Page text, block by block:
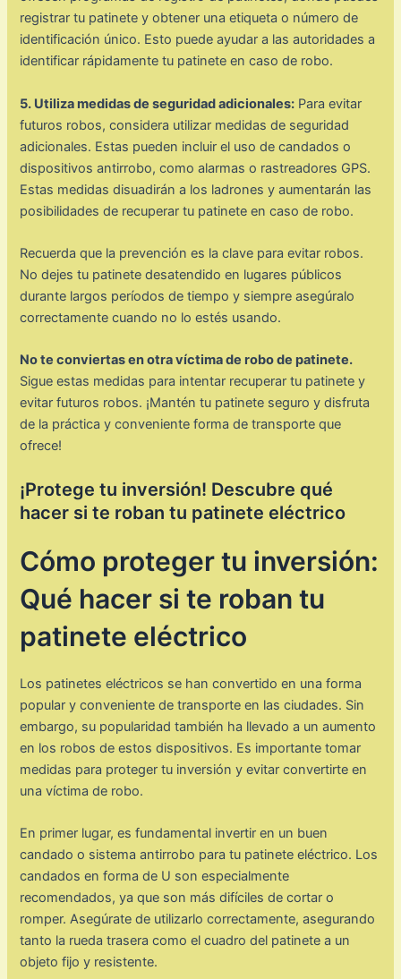
registrar tu patinete y obtener una etiqueta o número de
identificación único. Esto puede ayudar a las autoridades a
identificar rápidamente tu patinete en caso de robo.
5. Utiliza medidas de seguridad adicionales: Para evitar
futuros robos, considera utilizar medidas de seguridad
adicionales. Estas pueden incluir el uso de candados o
dispositivos antirrobo, como alarmas o rastreadores GPS.
Estas medidas disuadirán a los ladrones y aumentarán las
posibilidades de recuperar tu patinete en caso de robo.
Recuerda que la prevención es la clave para evitar robos.
No dejes tu patinete desatendido en lugares públicos
durante largos períodos de tiempo y siempre asegúralo
correctamente cuando no lo estés usando.
No te conviertas en otra víctima de robo de patinete.
Sigue estas medidas para intentar recuperar tu patinete y
evitar futuros robos. ¡Mantén tu patinete seguro y disfruta
de la práctica y conveniente forma de transporte que
ofrece!
¡Protege tu inversión! Descubre qué
hacer si te roban tu patinete eléctrico
Cómo proteger tu inversión:
Qué hacer si te roban tu
patinete eléctrico
Los patinetes eléctricos se han convertido en una forma
popular y conveniente de transporte en las ciudades. Sin
embargo, su popularidad también ha llevado a un aumento
en los robos de estos dispositivos. Es importante tomar
medidas para proteger tu inversión y evitar convertirte en
una víctima de robo.
En primer lugar, es fundamental invertir en un buen
candado o sistema antirrobo para tu patinete eléctrico. Los
candados en forma de U son especialmente
recomendados, ya que son más difíciles de cortar o
romper. Asegúrate de utilizarlo correctamente, asegurando
tanto la rueda trasera como el cuadro del patinete a un
objeto fijo y resistente.